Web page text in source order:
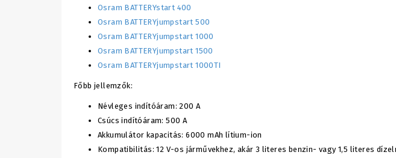
Osram BATTERYstart 400
Osram BATTERYjumpstart 500
Osram BATTERYjumpstart 1000
Osram BATTERYjumpstart 1500
Osram BATTERYjumpstart 1000TI
Főbb jellemzők:
Névleges indítóáram: 200 A
Csúcs indítóáram: 500 A
Akkumulátor kapacitás: 6000 mAh lítium-ion
Kompatibilitás: 12 V-os járművekhez, akár 3 literes benzin- vagy 1,5 literes